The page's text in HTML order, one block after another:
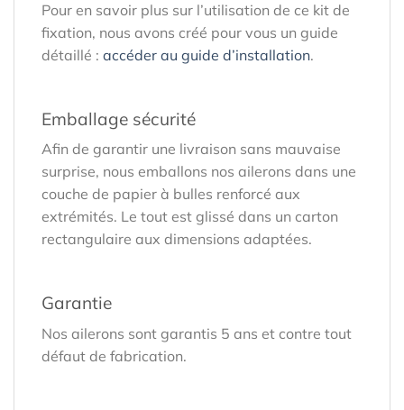
Pour en savoir plus sur l’utilisation de ce kit de
fixation, nous avons créé pour vous un guide
détaillé : accéder au guide d’installation.
Emballage sécurité
Afin de garantir une livraison sans mauvaise
surprise, nous emballons nos ailerons dans une
couche de papier à bulles renforcé aux
extrémités. Le tout est glissé dans un carton
rectangulaire aux dimensions adaptées.
Garantie
Nos ailerons sont garantis 5 ans et contre tout
défaut de fabrication.